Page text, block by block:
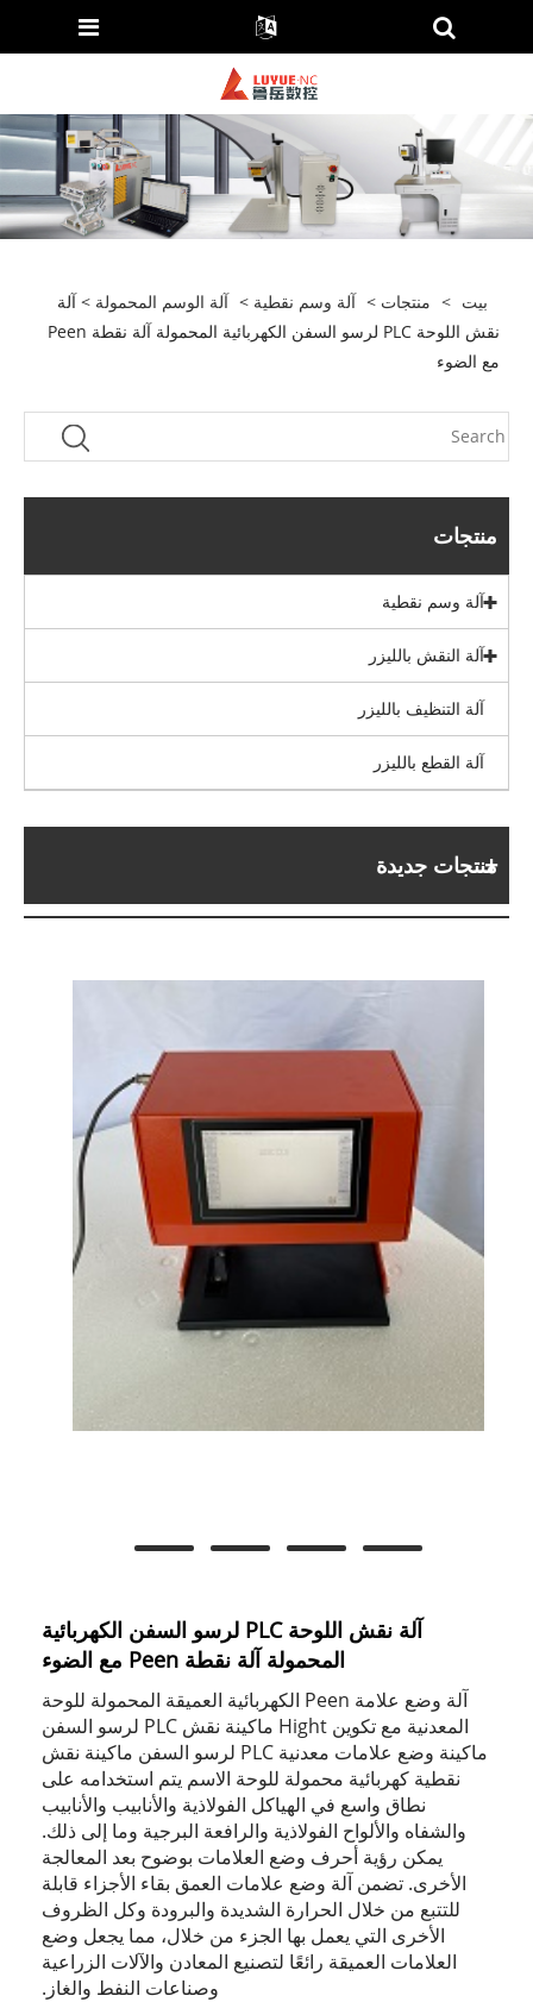
بيت > منتجات > آلة وسم نقطية > آلة الوسم المحمولة > آلة
نقش اللوحة PLC لرسو السفن الكهربائية المحمولة آلة نقطة Peen
مع الضوء
منتجات
آلة وسم نقطية
آلة النقش بالليزر
آلة التنظيف بالليزر
آلة القطع بالليزر
منتجات جديدة
آلة نقش اللوحة PLC لرسو السفن الكهربائية
المحمولة آلة نقطة Peen مع الضوء
آلة وضع علامة Peen الكهربائية العميقة المحمولة للوحة
المعدنية مع تكوين Hight ماكينة نقش PLC لرسو السفن
ماكينة وضع علامات معدنية PLC لرسو السفن ماكينة نقش
نقطية كهربائية محمولة للوحة الاسم يتم استخدامه على
نطاق واسع في الهياكل الفولاذية والأنابيب والأنابيب
والشفاه والألواح الفولاذية والرافعة البرجية وما إلى ذلك.
يمكن رؤية أحرف وضع العلامات بوضوح بعد المعالجة
الأخرى. تضمن آلة وضع علامات العمق بقاء الأجزاء قابلة
للتتبع من خلال الحرارة الشديدة والبرودة وكل الظروف
الأخرى التي يعمل بها الجزء من خلال، مما يجعل وضع
العلامات العميقة رائعًا لتصنيع المعادن والآلات الزراعية
وصناعات النفط والغاز.